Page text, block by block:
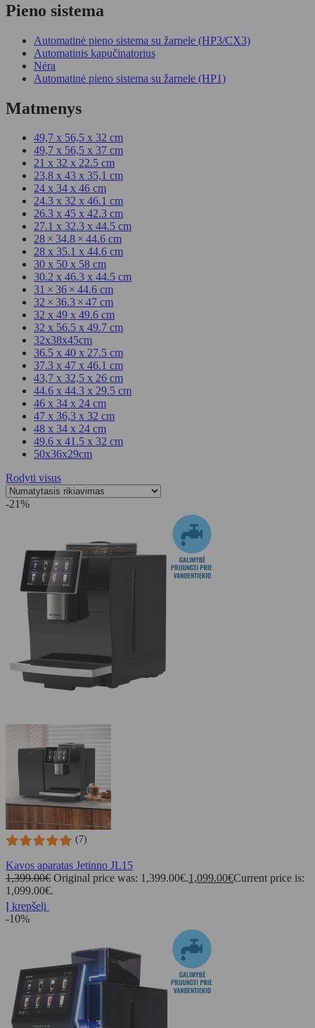
Pieno sistema
Automatinė pieno sistema su žarnele (HP3/CX3)
Automatinis kapučinatorius
Nėra
Automatinė pieno sistema su žarnele (HP1)
Matmenys
49,7 x 56,5 x 32 cm
49,7 x 56,5 x 37 cm
21 x 32 x 22.5 cm
23,8 x 43 x 35,1 cm
24 x 34 x 46 cm
24.3 x 32 x 46.1 cm
26.3 x 45 x 42.3 cm
27.1 x 32.3 x 44.5 cm
28 × 34.8 × 44.6 cm
28 x 35.1 x 44.6 cm
30 x 50 x 58 cm
30.2 x 46.3 x 44.5 cm
31 × 36 × 44.6 cm
32 × 36.3 × 47 cm
32 x 49 x 49.6 cm
32 x 56.5 x 49.7 cm
32x38x45cm
36.5 x 40 x 27.5 cm
37.3 x 47 x 46.1 cm
43,7 x 32,5 x 26 cm
44.6 x 44.3 x 29.5 cm
46 x 34 x 24 cm
47 x 36,3 x 32 cm
48 x 34 x 24 cm
49.6 x 41.5 x 32 cm
50x36x29cm
Rodyti visus
-21%
(7)
Kavos aparatas Jetinno JL15
1,399.00€ Original price was: 1,399.00€.1,099.00€Current price is:
1,099.00€.
Į krepšelį
-10%